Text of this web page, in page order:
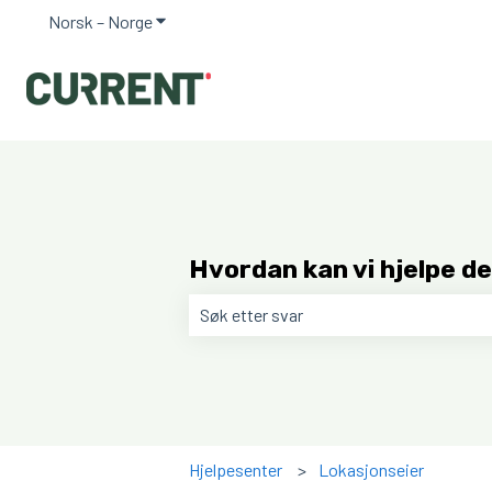
Norsk – NorgeVis undermeny for oversettelser
Hvordan kan vi hjelpe
Hjelpesenter Lokasjonseier